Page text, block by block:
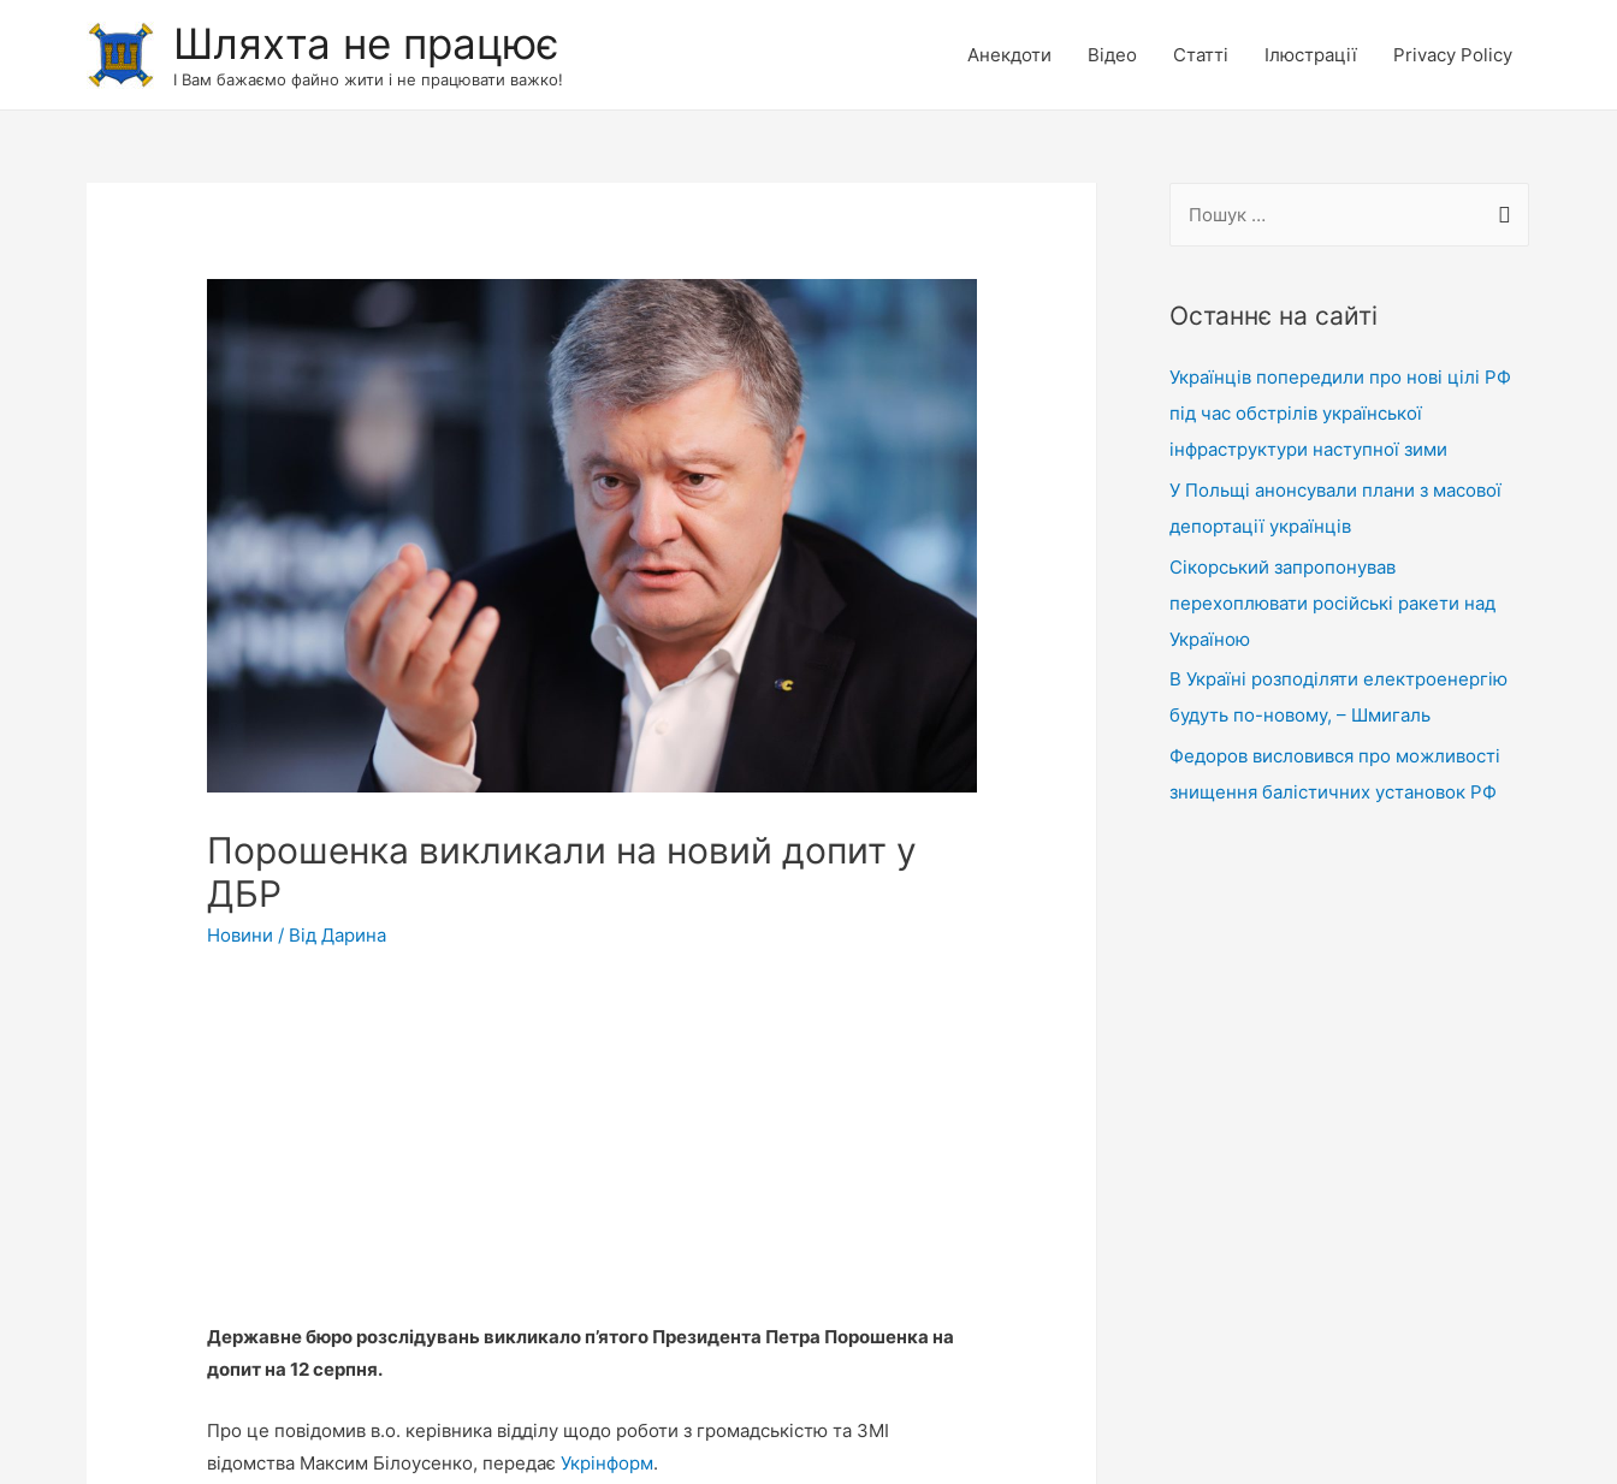
Шляхта не працює
І Вам бажаємо файно жити і не працювати важко!
Анекдоти Відео Статті Ілюстрації Privacy Policy
Порошенка викликали на новий допит у
ДБР
Новини / ВідДарина
Державне бюро розслідувань викликало п’ятого Президента Петра Порошенка на
допит на 12 серпня.
Про це повідомив в.о. керівника відділу щодо роботи з громадськістю та ЗМІ
відомства Максим Білоусенко, передаєУкрінформ.
у
:
Останнє на сайті
Українців попередили про нові цілі РФ
під час обстрілів української
інфраструктури наступної зими
У Польщі анонсували плани з масової
депортації українців
Сікорський запропонував
перехоплювати російські ракети над
Україною
В Україні розподіляти електроенергію
будуть по-новому, – Шмигаль
Федоров висловився про можливості
знищення балістичних установок РФ